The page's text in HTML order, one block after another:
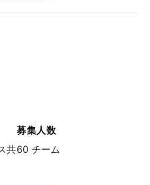
2026年3月22日(日) 14:59
共
募集人数
60 チーム